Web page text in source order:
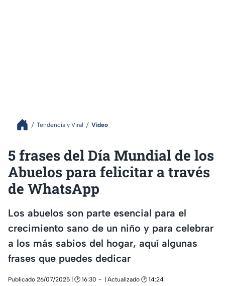
Tendencia y Viral Video
5 frases del Día Mundial de los
Abuelos para felicitar a través
de WhatsApp
Los abuelos son parte esencial para el
crecimiento sano de un niño y para celebrar
a los más sabios del hogar, aquí algunas
frases que puedes dedicar
Publicado 26/07/2025 | 🕑 16:30
| Actualizado 🕑 14:24